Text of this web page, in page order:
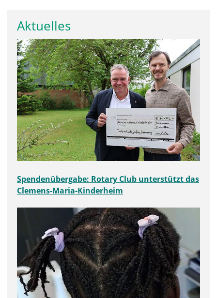
Aktuelles
Spendenübergabe: Rotary Club unterstützt das
Clemens-Maria-Kinderheim